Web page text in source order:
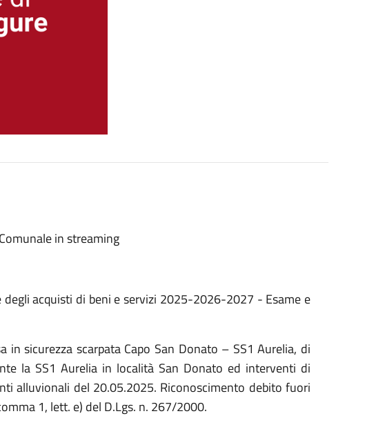
in streaming
acquisti di beni e servizi 2025-2026-2027 - Esame e
sicurezza scarpata Capo San Donato – SS1 Aurelia, di
la SS1 Aurelia in località San Donato ed interventi di
alluvionali del 20.05.2025. Riconoscimento debito fuori
1, lett. e) del D.Lgs. n. 267/2000.